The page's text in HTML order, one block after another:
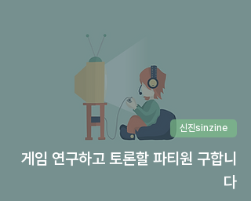
게임 연구하고 토론할 파티원 구합니
다
신진sinzine